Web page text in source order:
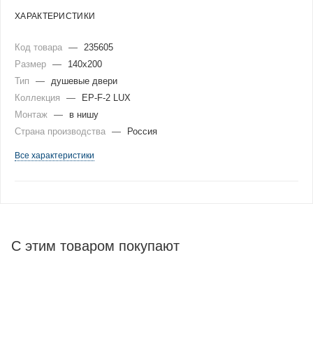
ХАРАКТЕРИСТИКИ
Код товара —
235605
Размер —
140x200
Тип
—
душевые двери
Коллекция
—
EP-F-2 LUX
Монтаж —
в нишу
Страна производства — Россия
Все характеристики
С этим товаром покупают